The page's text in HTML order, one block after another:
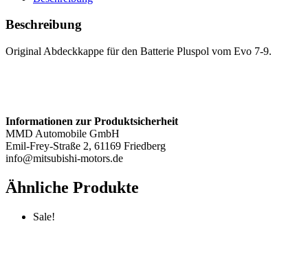
9
Menge
Beschreibung
Original Abdeckkappe für den Batterie Pluspol vom Evo 7-9.
Informationen zur Produktsicherheit
MMD Automobile GmbH
Emil-Frey-Straße 2, 61169 Friedberg
info@mitsubishi-motors.de
Ähnliche Produkte
Sale!